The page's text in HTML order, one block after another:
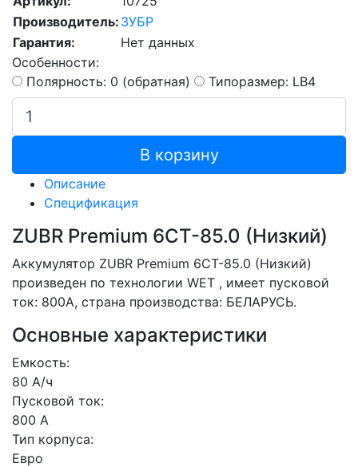
Производитель: ЗУБР
Гарантия:
Нет данных
Особенности:
Полярность: 0 (обратная)
Типоразмер: LB4
В корзину
Описание
Спецификация
ZUBR Premium 6CT-85.0 (Низкий)
Аккумулятор ZUBR Premium 6CT-85.0 (Низкий)
произведен по технологии WET , имеет пусковой
ток: 800A, страна производства: БЕЛАРУСЬ.
Основные характеристики
Емкость:
80 А/ч
Пусковой ток:
800 А
Тип корпуса:
Евро